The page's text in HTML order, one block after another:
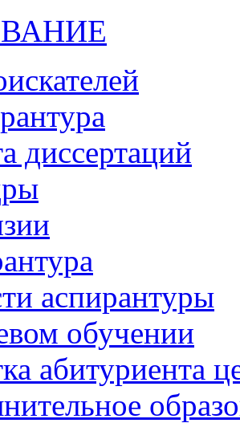
диссертаций
аспирантуры
обучении
абитуриента